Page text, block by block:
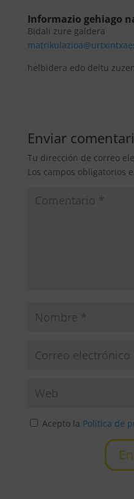
Informazio gehiago
Bidali zure galdera
helbidera edo deitu
Enviar
Tu dirección de correo
Los campos obligatorios
Acepto la Política de